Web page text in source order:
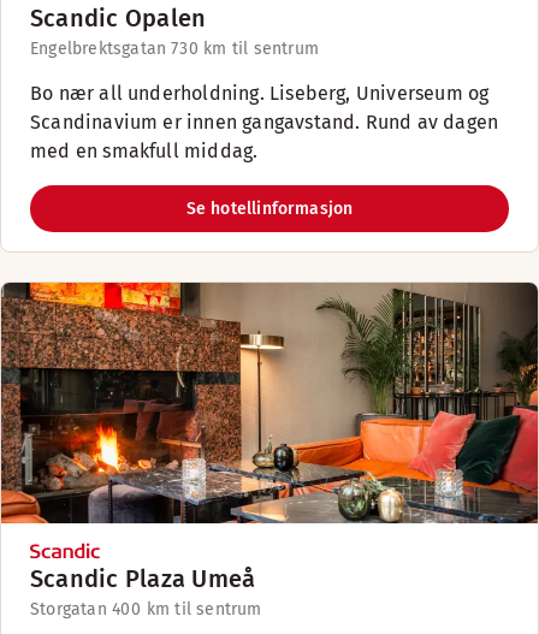
Scandic Opalen
Engelbrektsgatan 730 km til sentrum
Bo nær all underholdning. Liseberg, Universeum og
Scandinavium er innen gangavstand. Rund av dagen
med en smakfull middag.
Se hotellinformasjon
Scandic Plaza Umeå
Storgatan 400 km til sentrum